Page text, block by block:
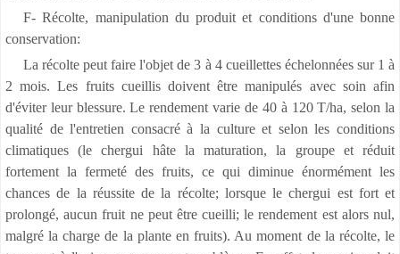
F- Récolte, manipulation du produit et conditions d'une bonne
conservation:
La récolte peut faire l'objet de 3 à 4 cueillettes échelonnées sur 1 à
2 mois. Les fruits cueillis doivent être manipulés avec soin afin
d'éviter leur blessure. Le rendement varie de 40 à 120 T/ha, selon la
qualité de l'entretien consacré à la culture et selon les conditions
climatiques (le chergui hâte la maturation, la groupe et réduit
fortement la fermeté des fruits, ce qui diminue énormément les
chances de la réussite de la récolte; lorsque le chergui est fort et
prolongé, aucun fruit ne peut être cueilli; le rendement est alors nul,
malgré la charge de la plante en fruits). Au moment de la récolte, le